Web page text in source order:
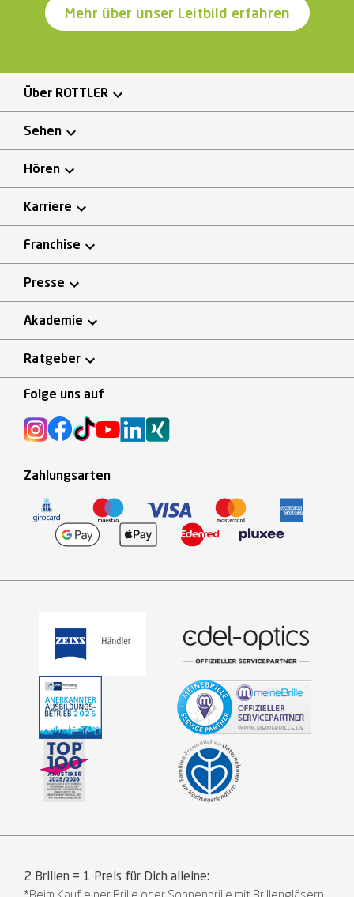
Mehr über unser Leitbild erfahren
Über ROTTLER
Sehen
Hören
Karriere
Franchise
Presse
Akademie
Ratgeber
Folge uns auf
Zahlungsarten
2 Brillen = 1 Preis für Dich alleine: